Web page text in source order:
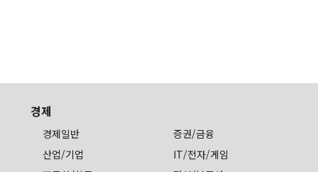
경제
경제일반
증권/금융
산업/기업
IT/전자/게임